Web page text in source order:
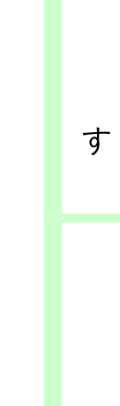
す